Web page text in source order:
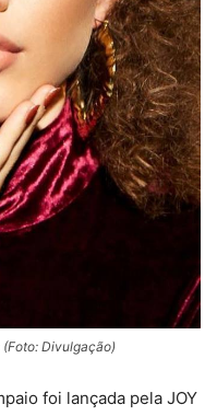
Divulgação)
foi lançada pela JOY